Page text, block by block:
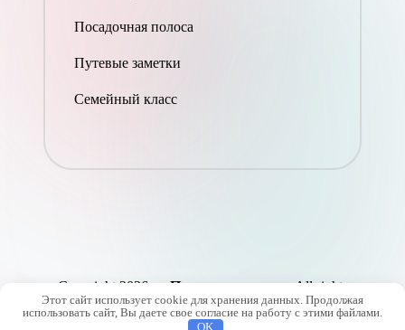
Посадочная полоса
Путевые заметки
Семейный класс
Copyright 2026 —Полет реальности. All rights
reserved.
Этот сайт использует cookie для хранения данных. Продолжая
использовать сайт, Вы даете свое согласие на работу с этими файлами.
OK